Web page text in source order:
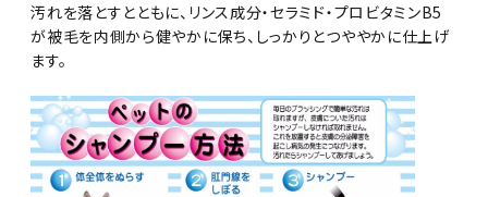
汚れを落とすとともに、リンス成分・セラミド・プロビタミンB5
が被毛を内側から健やかに保ち、しっかりとつややかに仕上げ
ます。